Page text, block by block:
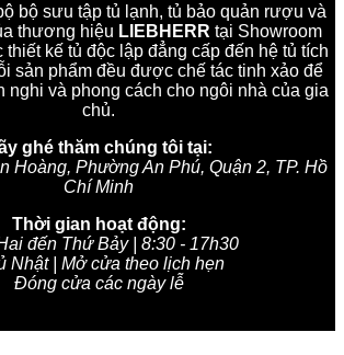
bộ sưu tập tủ lạnh, tủ bảo quản rượu và
thương hiệu LIEBHERR tại Showroom
kế tủ độc lập đẳng cấp đến hệ tủ tích
sản phẩm đều được chế tác tinh xảo để
nghi và phong cách cho ngôi nhà của gia
chủ.
ghé thăm chúng tôi tại:
Hoàng, Phường An Phú, Quận 2, TP. Hồ
Chí Minh
Thời gian hoạt động:
đến Thứ Bảy | 8:30 - 17h30
Nhật | Mở cửa theo lịch hẹn
Đóng cửa các ngày lễ